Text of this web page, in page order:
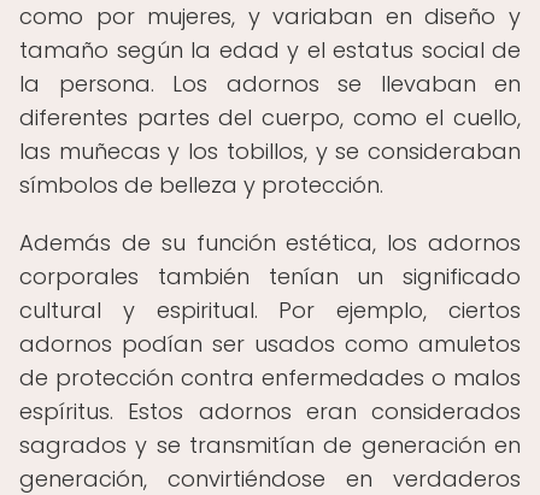
como por mujeres, y variaban en diseño y
tamaño según la edad y el estatus social de
la persona. Los adornos se llevaban en
diferentes partes del cuerpo, como el cuello,
las muñecas y los tobillos, y se consideraban
símbolos de belleza y protección.
Además de su función estética, los adornos
corporales también tenían un significado
cultural y espiritual. Por ejemplo, ciertos
adornos podían ser usados como amuletos
de protección contra enfermedades o malos
espíritus. Estos adornos eran considerados
sagrados y se transmitían de generación en
generación, convirtiéndose en verdaderos